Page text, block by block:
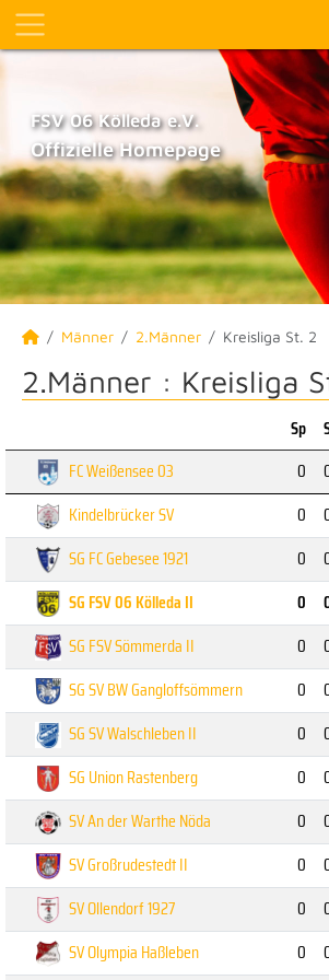
FSV 06 Kölleda e.V.
Offizielle Homepage
Männer 2.Männer Kreisliga St. 2
2.Männer : Kreisliga
Sp
FC Weißensee 03
0
Kindelbrücker SV
0
SG FC Gebesee 1921
0
SG FSV 06 Kölleda II
0
SG FSV Sömmerda II
0
SG SV BW Gangloffsömmern
0
SG SV Walschleben II
0
SG Union Rastenberg
0
SV An der Warthe Nöda
0
SV Großrudestedt II
0
SV Ollendorf 1927
0
SV Olympia Haßleben
0